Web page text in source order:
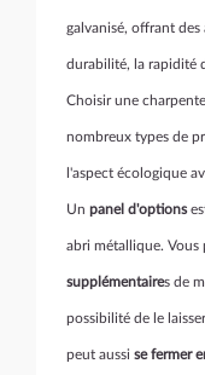
galvanisé, offrant des
durabilité, la rapidité
Choisir une
nombreux types de
l'aspect écologique
Un panel d'options
abri métallique. Vous
supplémentaires de
possibilité de le
peut aussi se fermer